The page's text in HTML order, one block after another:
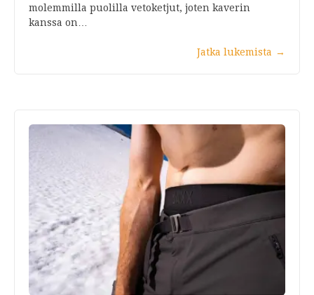
molemmilla puolilla vetoketjut, joten kaverin
kanssa on…
Jatka lukemista →